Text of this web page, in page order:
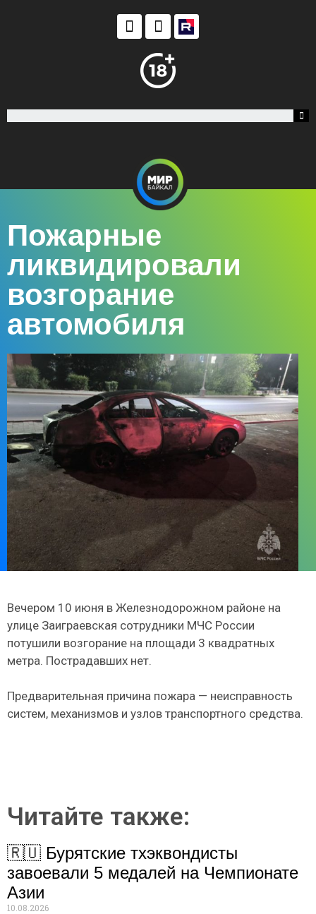
Пожарные
ликвидировали
возгорание
автомобиля
Вечером 10 июня в Железнодорожном районе на
улице Заиграевская сотрудники МЧС России
потушили возгорание на площади 3 квадратных
метра. Пострадавших нет.
Предварительная причина пожара — неисправность
систем, механизмов и узлов транспортного средства.
Читайте также:
🇷🇺 Бурятские тхэквондисты
завоевали 5 медалей на Чемпионате
Азии
10.08.2026